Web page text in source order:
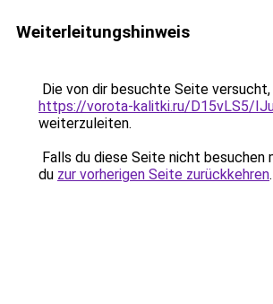
Weiterleitungshinweis
Die von dir besuchte Seite versucht,
https://vorota-kalitki.ru/D15vLS5/
weiterzuleiten.
Falls du diese Seite nicht besuchen
du zur vorherigen Seite zurückkehren.